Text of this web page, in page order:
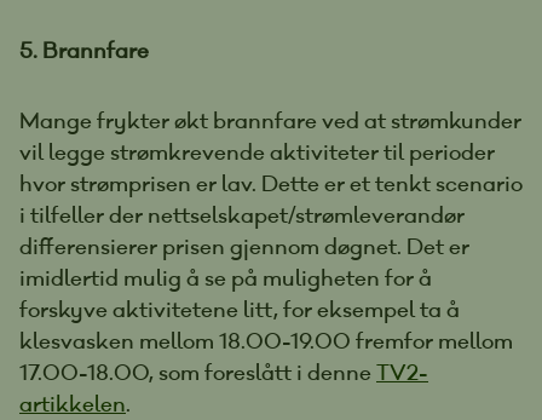
5. Brannfare
Mange frykter økt brannfare ved at strømkunder
vil legge strømkrevende aktiviteter til perioder
hvor strømprisen er lav. Dette er et tenkt scenario
i tilfeller der nettselskapet/strømleverandør
differensierer prisen gjennom døgnet. Det er
imidlertid mulig å se på muligheten for å
forskyve aktivitetene litt, for eksempel ta å
klesvasken mellom 18.00-19.00 fremfor mellom
17.00-18.00, som foreslått i denne TV2-
artikkelen.